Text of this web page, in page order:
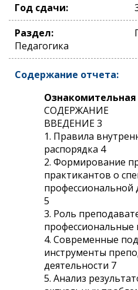
Год сдачи:
Раздел:
Педагогика
Содержание отчета:
Ознакомительная
СОДЕРЖАНИЕ
ВВЕДЕНИЕ 3
1. Правила
распорядка 4
2. Формирование
практикантов о
профессиональной
5
3. Роль
профессиональные
4. Современные
инструменты
деятельности 7
5. Анализ